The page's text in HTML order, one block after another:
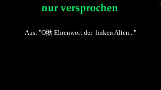
Aus: "O愀 Ehrenwort der linken Alten..."